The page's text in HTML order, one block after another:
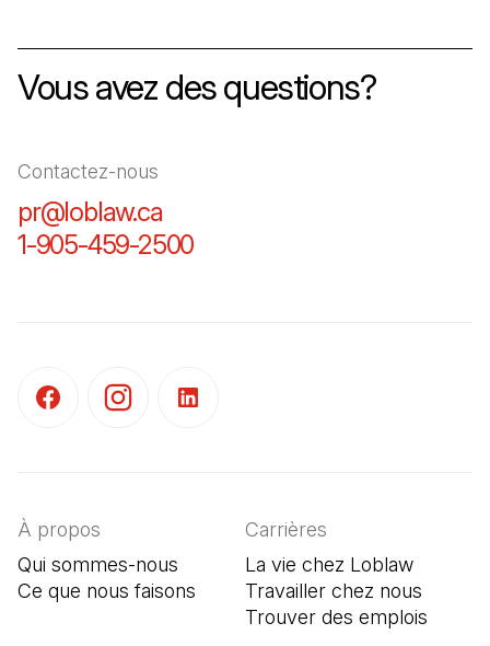
Vous avez des questions?
Contactez-nous
pr@loblaw.ca
1-905-459-2500
À propos
Qui sommes-nous
Ce que nous faisons
Carrières
La vie chez Loblaw
Travailler chez nous
Trouver des emplois